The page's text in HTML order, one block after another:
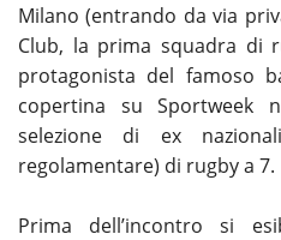
Milano (entrando da via
Club, la prima squadra di
protagonista del famoso
copertina su Sportweek
selezione di ex
regolamentare) di rugby a 7.
Prima dell’incontro si